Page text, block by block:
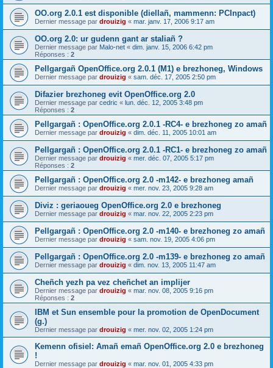
OO.org 2.0.1 est disponible (diellañ, mammenn: PCInpact)
Dernier message par drouizig « mar. janv. 17, 2006 9:17 am
OO.org 2.0: ur gudenn gant ar staliañ ?
Dernier message par Malo-net « dim. janv. 15, 2006 6:42 pm
Réponses : 2
Pellgargañ OpenOffice.org 2.0.1 (M1) e brezhoneg, Windows
Dernier message par drouizig « sam. déc. 17, 2005 2:50 pm
Difazier brezhoneg evit OpenOffice.org 2.0
Dernier message par cedric « lun. déc. 12, 2005 3:48 pm
Réponses : 2
Pellgargañ : OpenOffice.org 2.0.1 -RC4- e brezhoneg zo amañ
Dernier message par drouizig « dim. déc. 11, 2005 10:01 am
Pellgargañ : OpenOffice.org 2.0.1 -RC1- e brezhoneg zo amañ
Dernier message par drouizig « mer. déc. 07, 2005 5:17 pm
Réponses : 2
Pellgargañ : OpenOffice.org 2.0 -m142- e brezhoneg amañ
Dernier message par drouizig « mer. nov. 23, 2005 9:28 am
Diviz : geriaoueg OpenOffice.org 2.0 e brezhoneg
Dernier message par drouizig « mar. nov. 22, 2005 2:23 pm
Pellgargañ : OpenOffice.org 2.0 -m140- e brezhoneg zo amañ
Dernier message par drouizig « sam. nov. 19, 2005 4:06 pm
Pellgargañ : OpenOffice.org 2.0 -m139- e brezhoneg zo amañ
Dernier message par drouizig « dim. nov. 13, 2005 11:47 am
Cheñch yezh pa vez cheñchet an implijer
Dernier message par drouizig « mar. nov. 08, 2005 9:16 pm
Réponses : 2
IBM et Sun ensemble pour la promotion de OpenDocument
(g.)
Dernier message par drouizig « mer. nov. 02, 2005 1:24 pm
Kemenn ofisiel: Amañ emañ OpenOffice.org 2.0 e brezhoneg
!
Dernier message par drouizig « mar. nov. 01, 2005 4:33 pm